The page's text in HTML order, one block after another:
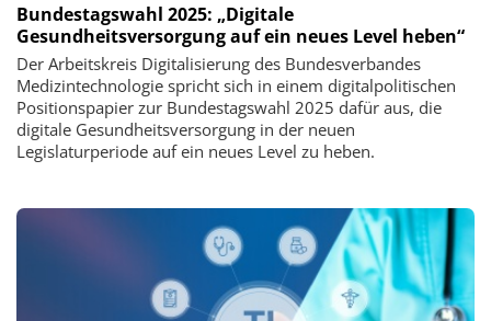
Bundestagswahl 2025: „Digitale
Gesundheitsversorgung auf ein neues Level heben“
Der Arbeitskreis Digitalisierung des Bundesverbandes
Medizintechnologie spricht sich in einem digitalpolitischen
Positionspapier zur Bundestagswahl 2025 dafür aus, die
digitale Gesundheitsversorgung in der neuen
Legislaturperiode auf ein neues Level zu heben.